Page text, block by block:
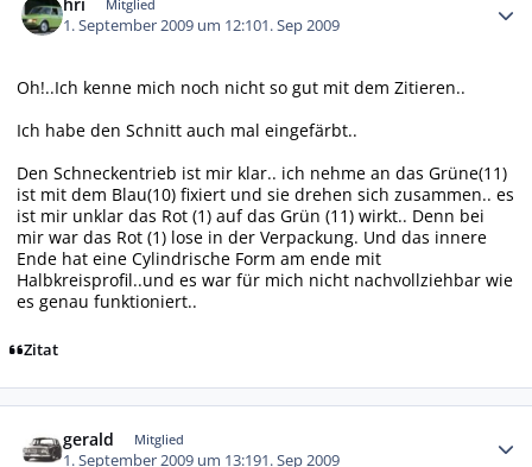
Mitglied
1. September 2009 um 12:101. Sep 2009
Oh!..Ich kenne mich noch nicht so gut mit dem Zitieren..
Ich habe den Schnitt auch mal eingefärbt..
Den Schneckentrieb ist mir klar.. ich nehme an das Grüne(11)
ist mit dem Blau(10) fixiert und sie drehen sich zusammen.. es
ist mir unklar das Rot (1) auf das Grün (11) wirkt.. Denn bei
mir war das Rot (1) lose in der Verpackung. Und das innere
Ende hat eine Cylindrische Form am ende mit
Halbkreisprofil..und es war für mich nicht nachvollziehbar wie
es genau funktioniert..
Zitat
gerald Mitglied
1. September 2009 um 13:191. Sep 2009